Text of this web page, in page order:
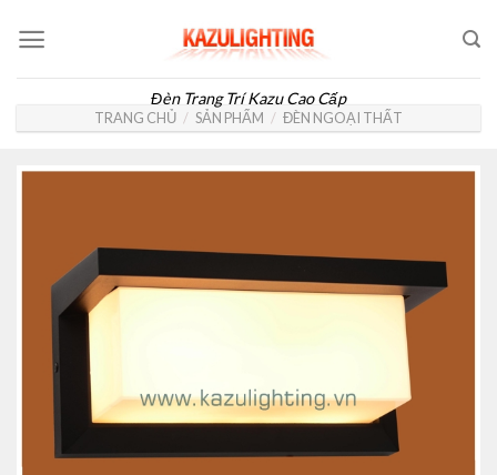
Đèn Trang Trí Kazu Cao Cấp
TRANG CHỦ / SẢN PHẨM / ĐÈN NGOẠI THẤT